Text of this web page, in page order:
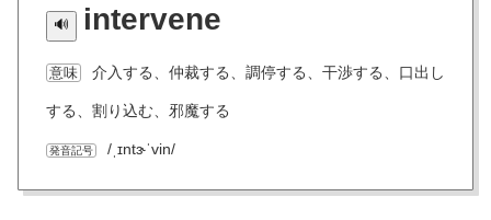
intervene
意味 介入する、仲裁する、調停する、干渉する、口出し
する、割り込む、邪魔する
発音記号 /ˌɪntɝˈvin/